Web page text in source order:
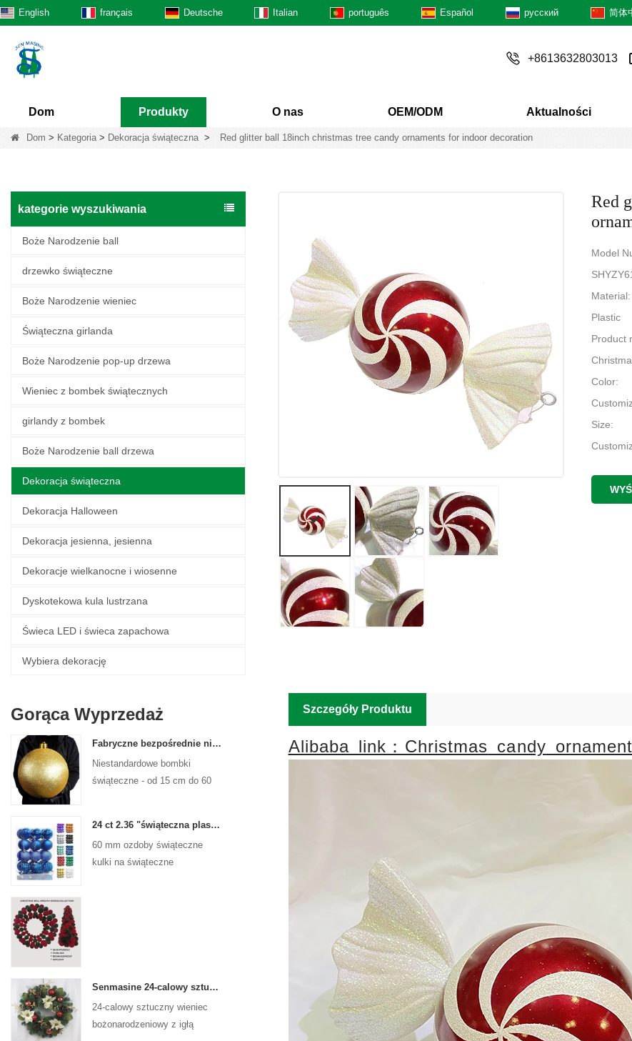
English français Deutsche Italian português Español русский 简体
+8613632803013
Dom Produkty O nas OEM/ODM Aktualności
Dom > Kategoria> Dekoracja świąteczna> Red glitter ball 18inch christmas tree candy ornaments for indoor decoration
kategorie wyszukiwania
Boże Narodzenie ball
drzewko świąteczne
Boże Narodzenie wieniec
Świąteczna girlanda
Boże Narodzenie pop-up drzewa
Wieniec z bombek świątecznych
girlandy z bombek
Boże Narodzenie ball drzewa
Dekoracja świąteczna
Dekoracja Halloween
Dekoracja jesienna, jesienna
Dekoracje wielkanocne i wiosenne
Dyskotekowa kula lustrzana
Świeca LED i świeca zapachowa
Wybiera dekorację
Gorąca Wyprzedaż
Fabryczne bezpośrednie niestandardowe kulki świąteczne duże ozdoby duże bombki 15 cm - 60 cm kulki logo Xmas
Niestandardowe bombki
świąteczne - od 15 cm do 60
24 ct 2.36 "świąteczna plastikowa kulka do wiszących ozdób ozdoby Xmas Shattproof Balls
60 mm ozdoby świąteczne
kulki na świąteczne
Senmasine 24-calowy sztuczny wieniec bożonarodzeniowy z igłą sosnową poinsecja szyszki czerwona kula złota gałąź jagód
24-calowy sztuczny wieniec
bożonarodzeniowy z igłą
Red
Model
Material:
Plastic
Product
Color:
Size:
Szczegóły Produktu
Alibaba link：Christmas candy